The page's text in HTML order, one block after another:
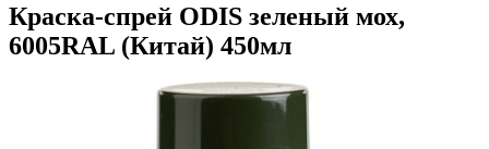
Краска-спрей ODIS зеленый мох,
6005RAL (Китай) 450мл